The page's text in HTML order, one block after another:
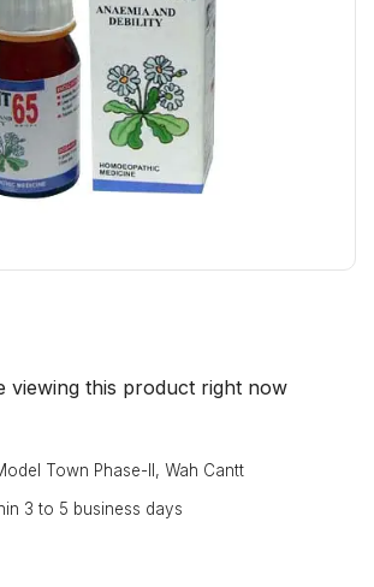
viewing this product right now
Town Phase-II, Wah Cantt
3 to 5 business days